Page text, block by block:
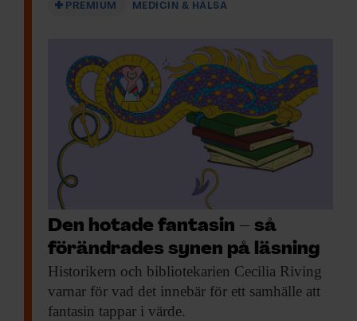
PREMIUM MEDICIN & HÄLSA
Den hotade fantasin – så
förändrades synen på läsning
Historikern och bibliotekarien Cecilia Riving
varnar för vad det innebär för ett samhälle att
fantasin tappar i värde.